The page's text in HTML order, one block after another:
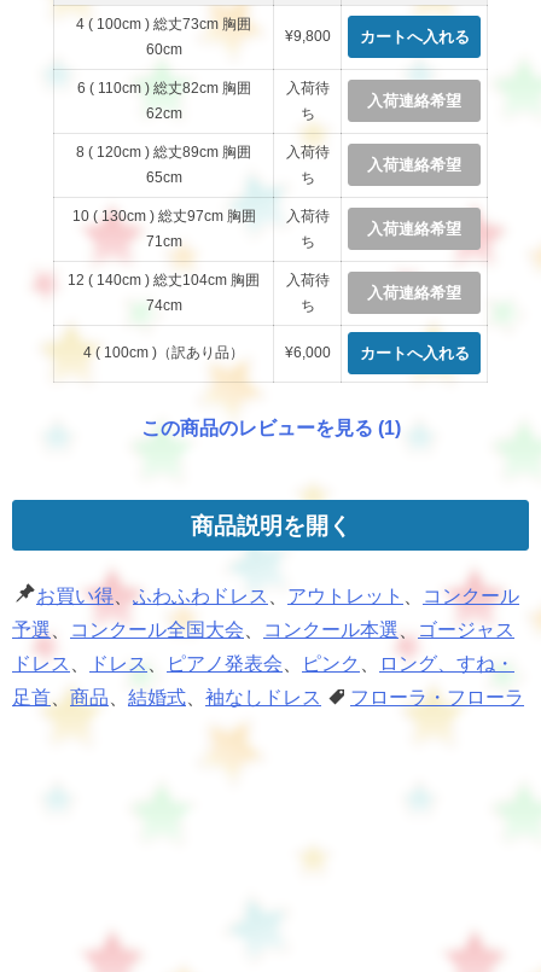
4 ( 100cm ) 総丈73cm 胸囲
60cm
¥9,800
6 ( 110cm ) 総丈82cm 胸囲
62cm
入荷待
ち
入荷連絡希望
8 ( 120cm ) 総丈89cm 胸囲
65cm
入荷待
ち
入荷連絡希望
10 ( 130cm ) 総丈97cm 胸囲
71cm
入荷待
ち
入荷連絡希望
12 ( 140cm ) 総丈104cm 胸囲
74cm
入荷待
ち
入荷連絡希望
4 ( 100cm )（訳あり品） ¥6,000
この商品のレビューを見る (1)
商品説明を開く
お買い得 ふわふわドレス アウトレット
コンクール
予選、 コンクール全国大会 コンクール本選、
ゴージャス
ドレス
ドレス、 ピアノ発表会 ピンク
ロング、すね・
足首、商品 結婚式 袖なしドレス フローラ・フローラ